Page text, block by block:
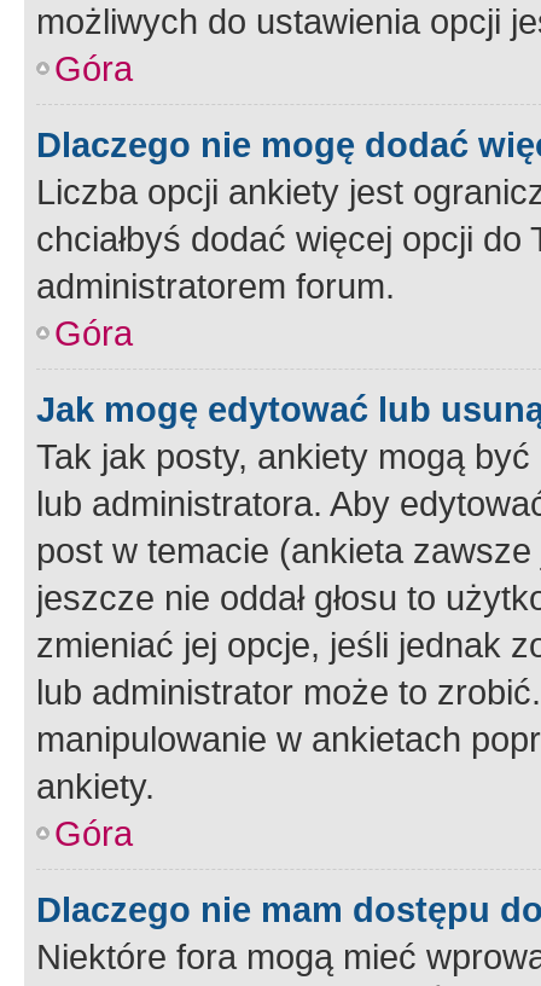
możliwych do ustawienia opcji
Góra
Dlaczego nie mogę dodać
Liczba opcji ankiety jest
chciałbyś dodać więcej opcji
administratorem forum.
Góra
Jak mogę edytować lub
Tak jak posty, ankiety mogą
lub administratora. Aby
post w temacie (ankieta
jeszcze nie oddał głosu to
zmieniać jej opcje, jeśli jednak
lub administrator może to
manipulowanie w ankietach
ankiety.
Góra
Dlaczego nie mam dostępu
Niektóre fora mogą mieć